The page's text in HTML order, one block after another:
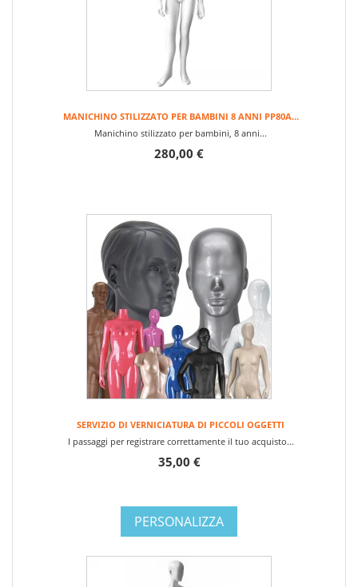
MANICHINO STILIZZATO PER BAMBINI 8 ANNI PP80A...
Manichino stilizzato per bambini, 8 anni...
280,00 €
SERVIZIO DI VERNICIATURA DI PICCOLI OGGETTI
I passaggi per registrare correttamente il tuo acquisto...
35,00 €
PERSONALIZZA